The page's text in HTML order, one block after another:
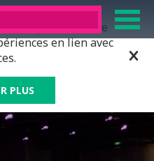
ceux qui ont soif de
en lien avec
PLUS